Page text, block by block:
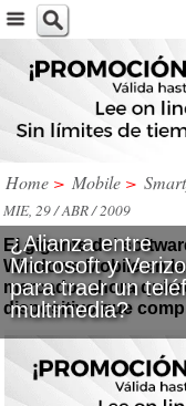
Home > Mobile >
MIE, 29 / ABR / 2009
¿Alianza entre
Microsoft y
para traer un
multimedia?
El gigante del
Windows Mobile en
mercado: ahora
dispositivo que